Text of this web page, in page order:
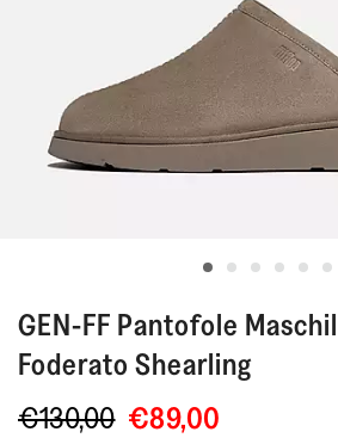
GEN-FF Pantofole
Foderato Shearling
€130,00 €89,00